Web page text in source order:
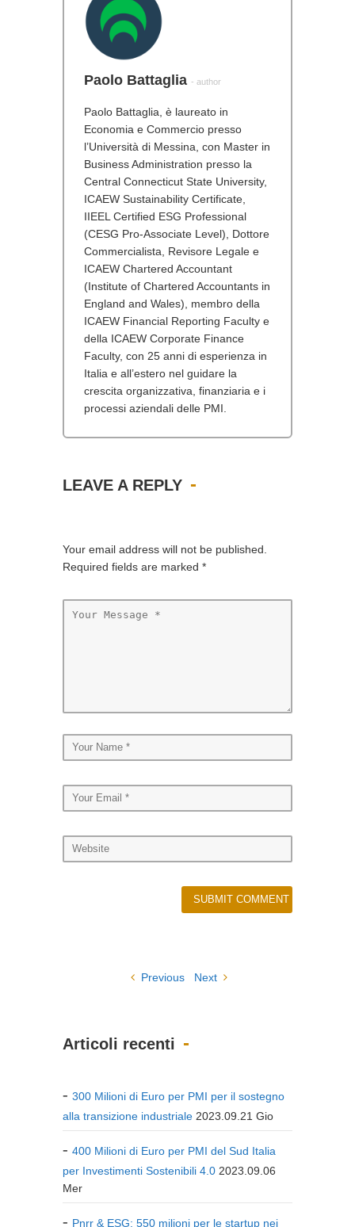
Paolo Battaglia - author
Paolo Battaglia, è laureato in
Economia e Commercio presso
l’Università di Messina, con Master in
Business Administration presso la
Central Connecticut State University,
ICAEW Sustainability Certificate,
IIEEL Certified ESG Professional
(CESG Pro-Associate Level), Dottore
Commercialista, Revisore Legale e
ICAEW Chartered Accountant
(Institute of Chartered Accountants in
England and Wales), membro della
ICAEW Financial Reporting Faculty e
della ICAEW Corporate Finance
Faculty, con 25 anni di esperienza in
Italia e all’estero nel guidare la
crescita organizzativa, finanziaria e i
processi aziendali delle PMI.
LEAVE A REPLY
Your email address will not be published.
Required fields are marked *
Previous Next
Articoli recenti
300 Milioni di Euro per PMI per il sostegno
alla transizione industriale 2023.09.21 Gio
400 Milioni di Euro per PMI del Sud Italia
per Investimenti Sostenibili 4.0 2023.09.06
Mer
Pnrr & ESG: 550 milioni per le startup nei